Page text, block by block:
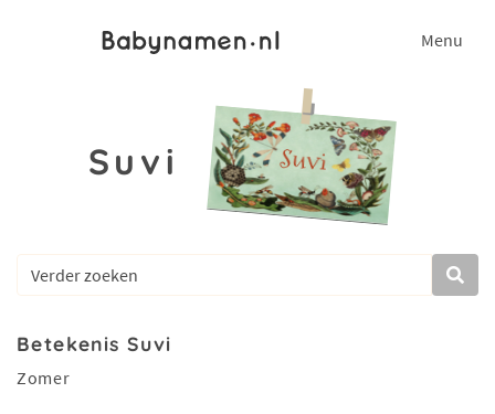
Menu
Suvi
Betekenis Suvi
Zomer